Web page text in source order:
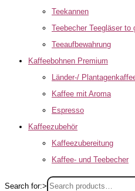
Teekannen
Teebecher Teegläser to
Teeaufbewahrung
Kaffeebohnen Premium
Länder-/
Kaffee mit Aroma
Espresso
Kaffeezubehör
Kaffeezubereitung
Kaffee- und Teebecher
Search for:>